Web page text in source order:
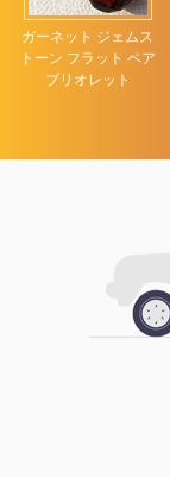
ガーネット ジェムス
トーン フラット ペア
ブリオレット